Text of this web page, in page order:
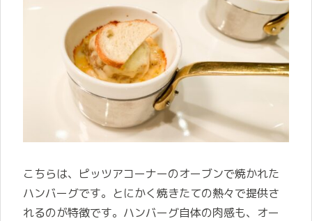
こちらは、ピッツアコーナーのオーブンで焼かれた
ハンバーグです。とにかく焼きたての熱々で提供さ
れるのが特徴です。ハンバーグ自体の肉感も、オー